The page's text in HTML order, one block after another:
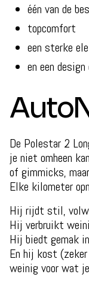
één van de
topcomfort
een sterke
en een
De Polestar 2
je niet omheen
of gimmicks,
Elke kilometer
Hij rijdt stil,
Hij verbruikt
Hij biedt gemak
En hij kost
weinig voor wat